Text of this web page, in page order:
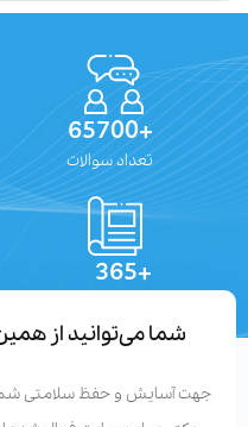
+65700
تعداد سوالات
+365
شما می‌توانید از
جهت آسایش و حفظ سلامتی